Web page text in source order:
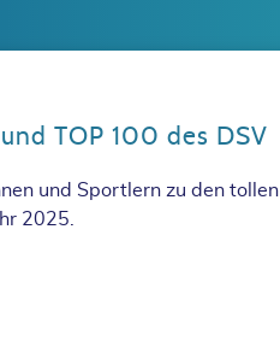
TOP 100 des DSV
und Sportlern zu den tollen
2025.